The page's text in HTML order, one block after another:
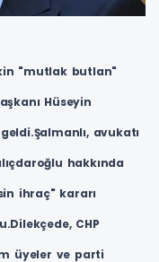
"mutlak butlan"
Hüseyin
avukatı
hakkında
ihraç" kararı
CHP
üyeler ve parti